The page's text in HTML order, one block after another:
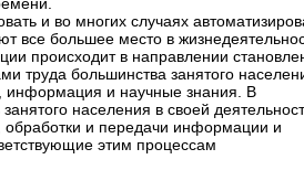
и во многих случаях
все большее место в
происходит в направлении
труда большинства занятого
информация и научные знания. В
населения в своей
обработки и передачи информации и
этим процессам